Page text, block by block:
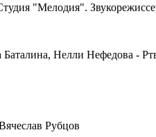
"Мелодия".
Нелли Нефедова -
Рубцов